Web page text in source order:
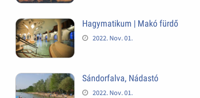
Hagymatikum | Makó fürdő
2022. Nov. 01.
Sándorfalva, Nádastó
2022. Nov. 01.